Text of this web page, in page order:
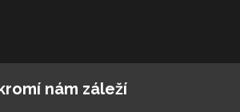
nám záleží